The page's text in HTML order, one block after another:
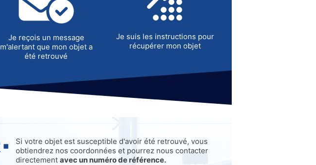
Je reçois un message
m'alertant que mon objet a
été retrouvé
Je suis les instructions pour
récupérer mon objet
Si votre objet est susceptible d'avoir été retrouvé, vous
obtiendrez nos coordonnées et pourrez nous contacter
directement avec un numéro de référence.